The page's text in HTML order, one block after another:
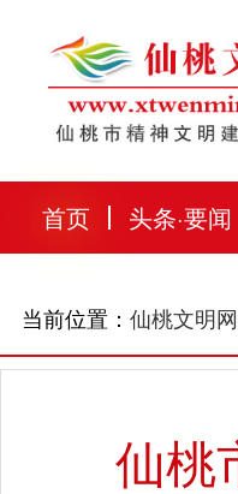
首页 头条·要闻
当前位置： 仙桃文明网
仙桃